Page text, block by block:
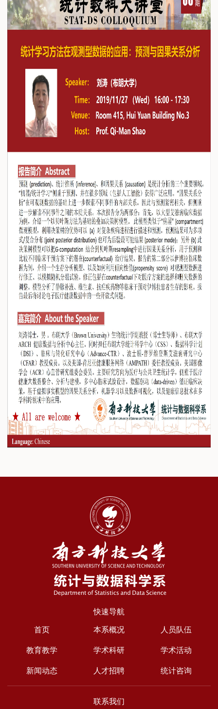
快速导航
首页
本系概况
人员队伍
教育教学
学术科研
学术活动
新闻动态
人才招聘 统计咨询
联系我们